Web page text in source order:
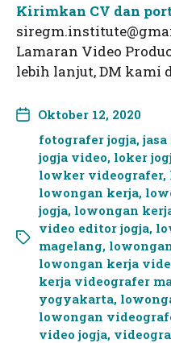
Kirimkan CV dan
Lamaran Video
lebih lanjut, DM kami
Oktober 12, 2020
fotografer jogja,
jogja video, loker
lowker videografer,
lowongan kerja,
jogja, lowongan
video editor jogja,
magelang,
lowongan kerja
kerja videografer
yogyakarta,
lowongan
video jogja,